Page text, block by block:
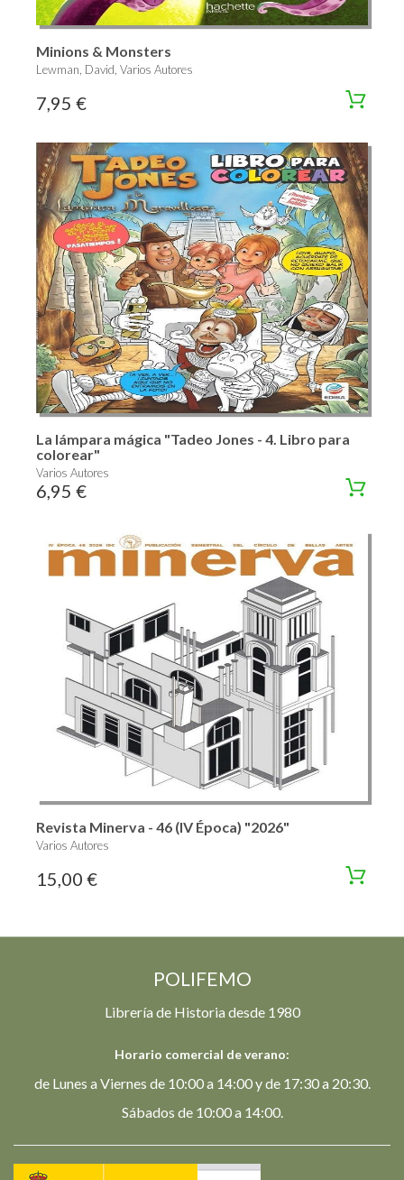
Minions & Monsters
Lewman, David, Varios Autores
7,95 €
La lámpara mágica "Tadeo Jones - 4. Libro para
colorear"
Varios Autores
6,95 €
Revista Minerva - 46 (IV Época) "2026"
Varios Autores
15,00 €
POLIFEMO
Librería de Historia desde 1980
Horario comercial de verano:
de Lunes a Viernes de 10:00 a 14:00 y de 17:30 a 20:30.
Sábados de 10:00 a 14:00.